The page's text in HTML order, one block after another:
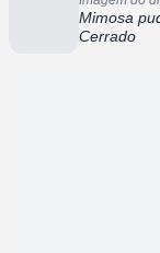
Mimosa
Cerrado